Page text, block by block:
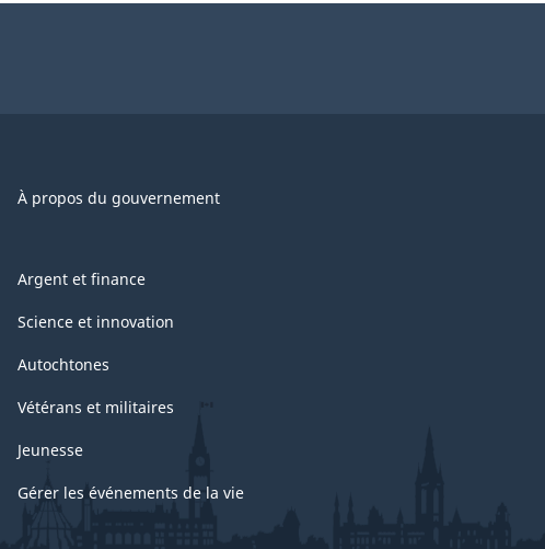
À propos du gouvernement
Argent et finance
Science et innovation
Autochtones
Vétérans et militaires
Jeunesse
Gérer les événements de la vie